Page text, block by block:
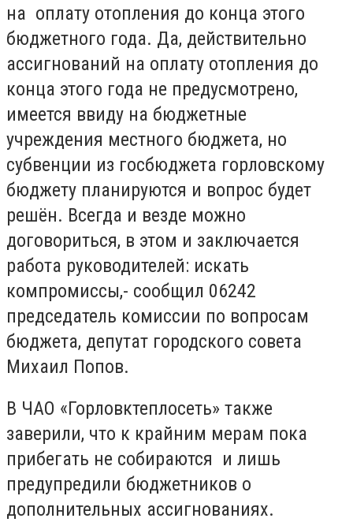
на оплату отопления до конца этого
бюджетного года. Да, действительно
ассигнований на оплату отопления до
конца этого года не предусмотрено,
имеется ввиду на бюджетные
учреждения местного бюджета, но
субвенции из госбюджета горловскому
бюджету планируются и вопрос будет
решён. Всегда и везде можно
договориться, в этом и заключается
работа руководителей: искать
компромиссы,- сообщил 06242
председатель комиссии по вопросам
бюджета, депутат городского совета
Михаил Попов.
В ЧАО «Горловктеплосеть» также
заверили, что к крайним мерам пока
прибегать не собираются и лишь
предупредили бюджетников о
дополнительных ассигнованиях.